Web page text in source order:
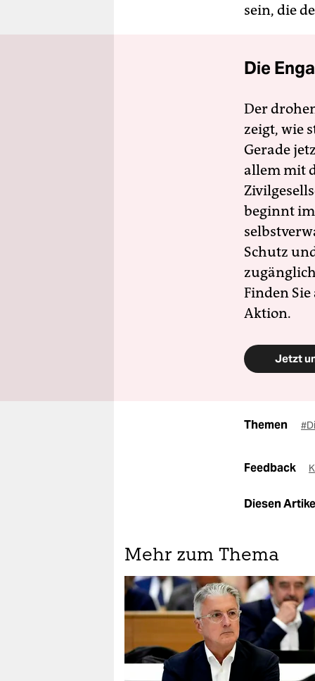
sein, die
Die
Der
zeigt, wie
Gerade
allem mit
beginnt
Schutz
Finden
Aktion.
Jetzt
Themen
Feedback
Diesen
Mehr zum Thema